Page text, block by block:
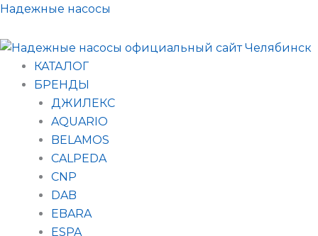
Перейти
содержимому
Надежные насосы
КАТАЛОГ
БРЕНДЫ
ДЖИЛЕКС
AQUARIO
BELAMOS
CALPEDA
CNP
DAB
EBARA
ESPA
Поиск